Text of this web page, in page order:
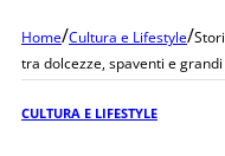
Home/Cultura e Lifestyle/
tra dolcezze, spaventi e
CULTURA E LIFESTYLE